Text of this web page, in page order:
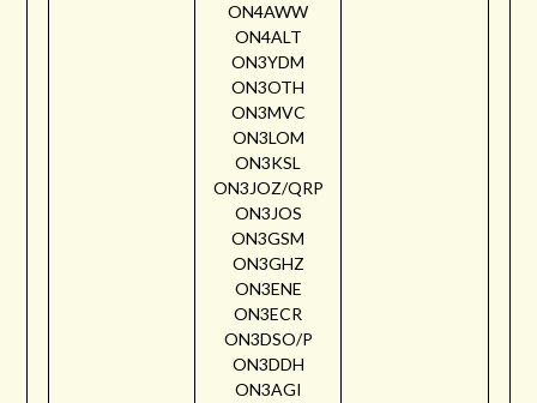
ON4AWW
ON4ALT
ON3YDM
ON3OTH
ON3MVC
ON3LOM
ON3KSL
ON3JOZ/QRP
ON3JOS
ON3GSM
ON3GHZ
ON3ENE
ON3ECR
ON3DSO/P
ON3DDH
ON3AGI